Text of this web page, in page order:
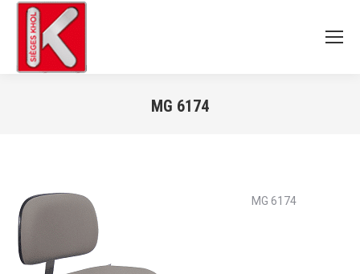
MG 6174
MG 6174